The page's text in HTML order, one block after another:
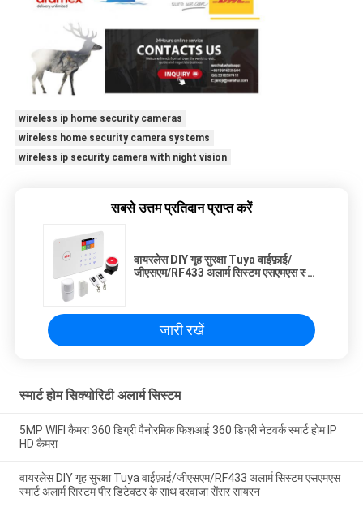
wireless ip home security cameras
wireless home security camera systems
wireless ip security camera with night vision
सबसे उत्तम प्रतिदान प्राप्त करें
वायरलेस DIY गृह सुरक्षा Tuya वाईफ़ाई/
जीएसएम/RF433 अलार्म सिस्टम एसएमएस स्मार्ट
जारी रखें
स्मार्ट होम सिक्योरिटी अलार्म सिस्टम
5MP WIFI कैमरा 360 डिग्री पैनोरमिक फिशआई 360 डिग्री नेटवर्क स्मार्ट होम IP
HD कैमरा
वायरलेस DIY गृह सुरक्षा Tuya वाईफ़ाई/जीएसएम/RF433 अलार्म सिस्टम एसएमएस
स्मार्ट अलार्म सिस्टम पीर डिटेक्टर के साथ दरवाजा सेंसर सायरन